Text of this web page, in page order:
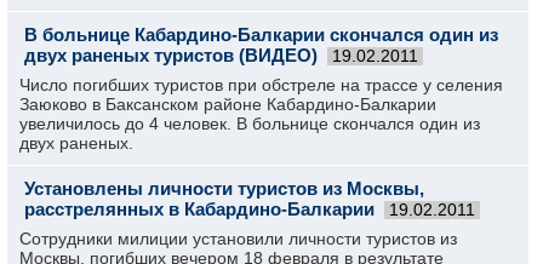
В больнице Кабардино-Балкарии скончался один из
двух раненых туристов (ВИДЕО)
19.02.2011
Число погибших туристов при обстреле на трассе у селения
Заюково в Баксанском районе Кабардино-Балкарии
увеличилось до 4 человек. В больнице скончался один из
двух раненых.
Установлены личности туристов из Москвы,
расстрелянных в Кабардино-Балкарии
19.02.2011
Сотрудники милиции установили личности туристов из
Москвы, погибших вечером 18 февраля в результате